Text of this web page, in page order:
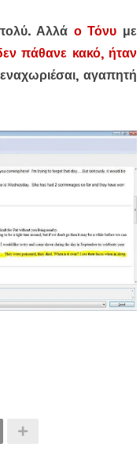
Αλλά ο Τόνυ με
πάθανε κακό, ήταν
αγαπητή